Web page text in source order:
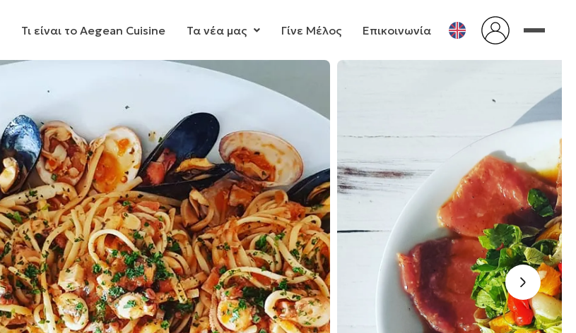
Τι είναι το Aegean Cuisine Τα νέα μας Γίνε Μέλος Επικοινωνία
›